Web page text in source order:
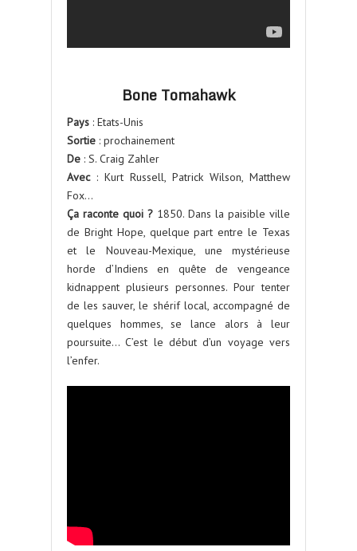
Bone Tomahawk
Pays : Etats-Unis
Sortie : prochainement
De : S. Craig Zahler
Avec: Kurt Russell, Patrick Wilson, Matthew
Fox…
Ça raconte quoi ? 1850. Dans la paisible ville
de Bright Hope, quelque part entre le Texas
et le Nouveau-Mexique, une mystérieuse
horde d’Indiens en quête de vengeance
kidnappent plusieurs personnes. Pour tenter
de les sauver, le shérif local, accompagné de
quelques hommes, se lance alors à leur
poursuite… C’est le début d’un voyage vers
l’enfer.